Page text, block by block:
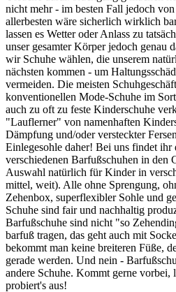
nicht mehr - im besten Fall jedoch
allerbesten wäre sicherlich wirklich
lassen es Wetter oder Anlass zu
unser gesamter Körper jedoch genau
wir Schuhe wählen, die unserem
nächsten kommen - um
vermeiden. Die meisten
konventionellen Mode-Schuhe im
auch zu oft zu feste Kinderschuhe
"Lauflerner" von namenhaften
Dämpfung und/oder versteckter
Einlegesohle daher! Bei uns findet ihr
verschiedenen Barfußschuhen in den
Auswahl natürlich für Kinder in
mittel, weit). Alle ohne Sprengung,
Zehenbox, superflexibler Sohle und
Schuhe sind fair und nachhaltig
Barfußschuhe sind nicht "so
barfuß tragen, das geht auch mit
bekommt man keine breiteren Füße,
gerade werden. Und nein -
andere Schuhe. Kommt gerne vorbei,
probiert's aus!